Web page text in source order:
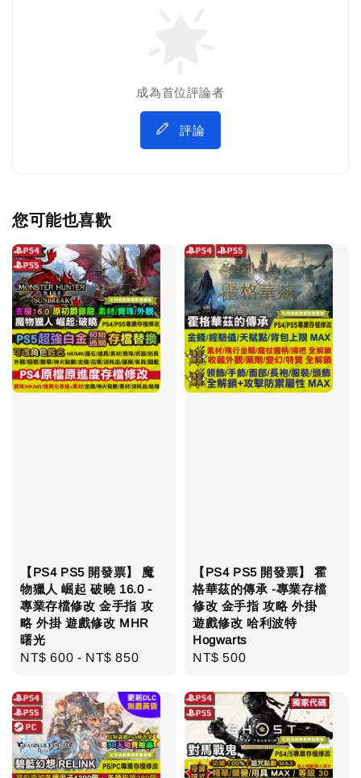
成為首位評論者
評論
您可能也喜歡
【PS4 PS5 開發票】 魔
物獵人 崛起 破曉 16.0 -
專業存檔修改 金手指 攻
略 外掛 遊戲修改 MHR
曙光
Regular
NT$ 600 - NT$ 850
【PS4 PS5 開發票】 霍
格華茲的傳承 -專業存檔
修改 金手指 攻略 外掛
遊戲修改 哈利波特
Hogwarts
Regular
NT$ 500